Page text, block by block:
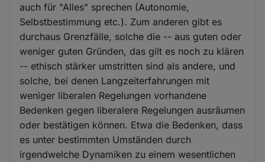
auch für "Alles" sprechen (Autonomie,
Selbstbestimmung etc.). Zum anderen gibt es
durchaus Grenzfälle, solche die -- aus guten oder
weniger guten Gründen, das gilt es noch zu klären
-- ethisch stärker umstritten sind als andere, und
solche, bei denen Langzeiterfahrungen mit
weniger liberalen Regelungen vorhandene
Bedenken gegen liberalere Regelungen ausräumen
oder bestätigen können. Etwa die Bedenken, dass
es unter bestimmten Umständen durch
irgendwelche Dynamiken zu einem wesentlichen